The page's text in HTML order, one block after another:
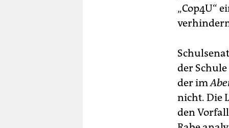
„Cop4U“
der
der im
nicht. Die
den